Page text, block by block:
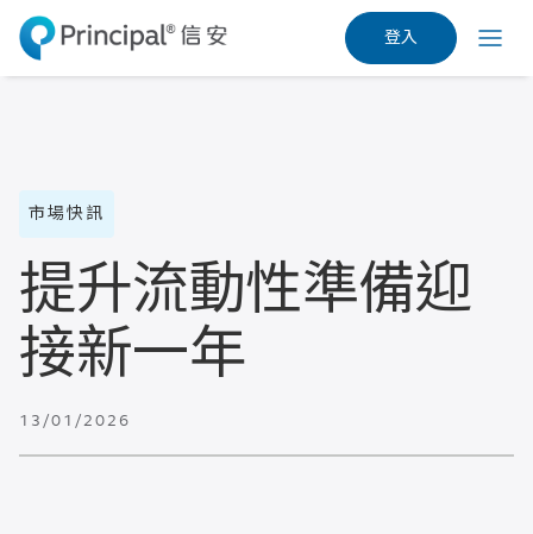
Skip
to
main
登入
市場快訊
提升流動性準備迎
接新一年
13/01/2026